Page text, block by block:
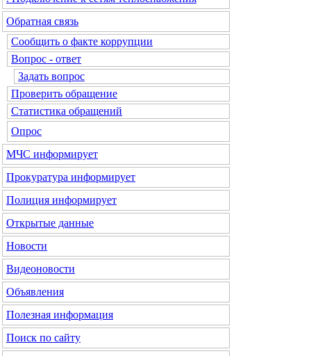
Обратная связь
Сообщить о факте коррупции
Вопрос - ответ
Задать вопрос
Проверить обращение
Статистика обращений
Опрос
МЧС информирует
Прокуратура информирует
Полиция информирует
Открытые данные
Новости
Видеоновости
Объявления
Полезная информация
Поиск по сайту